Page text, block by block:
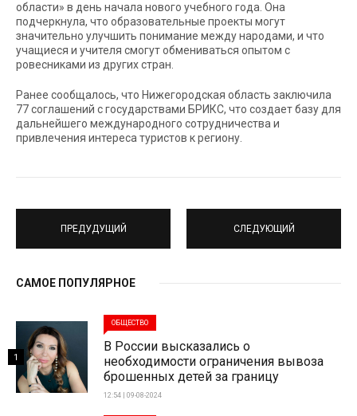
области» в день начала нового учебного года. Она
подчеркнула, что образовательные проекты могут
значительно улучшить понимание между народами, и что
учащиеся и учителя смогут обмениваться опытом с
ровесниками из других стран.
Ранее сообщалось, что Нижегородская область заключила
77 соглашений с государствами БРИКС, что создает базу для
дальнейшего международного сотрудничества и
привлечения интереса туристов к региону.
ПРЕДУДУЩИЙ СЛЕДУЮЩИЙ
САМОЕ ПОПУЛЯРНОЕ
ОБЩЕСТВО
В России высказались о
необходимости ограничения вывоза
брошенных детей за границу
12:54 | 09-08-2024
1